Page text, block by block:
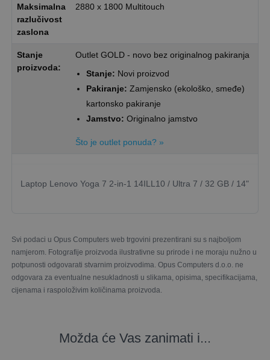
Maksimalna
razlučivost
zaslona
2880 x 1800 Multitouch
Stanje
proizvoda:
Outlet GOLD - novo bez originalnog pakiranja
Stanje: Novi proizvod
Pakiranje: Zamjensko (ekološko, smeđe)
kartonsko pakiranje
Jamstvo: Originalno jamstvo
Što je outlet ponuda? »
Laptop Lenovo Yoga 7 2-in-1 14ILL10 / Ultra 7 / 32 GB / 14"
Svi podaci u Opus Computers web trgovini prezentirani su s najboljom
namjerom. Fotografije proizvoda ilustrativne su prirode i ne moraju nužno u
potpunosti odgovarati stvarnim proizvodima. Opus Computers d.o.o. ne
odgovara za eventualne nesukladnosti u slikama, opisima, specifikacijama,
cijenama i raspoloživim količinama proizvoda.
Možda će Vas zanimati i...